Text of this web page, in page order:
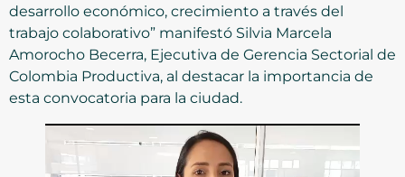
desarrollo económico, crecimiento a través del
trabajo colaborativo” manifestó Silvia Marcela
Amorocho Becerra, Ejecutiva de Gerencia Sectorial de
Colombia Productiva, al destacar la importancia de
esta convocatoria para la ciudad.